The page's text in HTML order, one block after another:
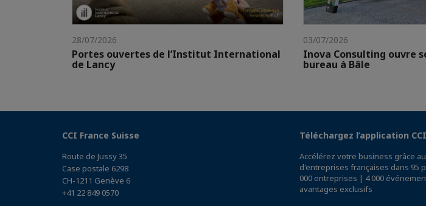
28/07/2026
Portes ouvertes de l’Institut International
de Lancy
03/07/2026
Inova Consulting ouvre
bureau à Bâle
CCI France Suisse
Route de Jussy 35
Case postale 6298
CH-1211 Genève 6
+41 22 849 0570
Téléchargez l’application
Accélérez votre business grâce
d'entreprises françaises dans 95
000 entreprises | 4 000
avantages exclusifs